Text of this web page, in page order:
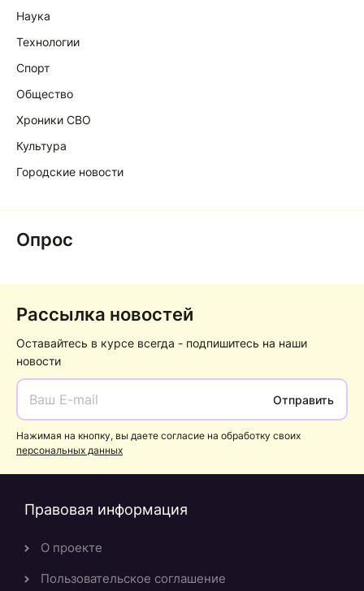
Наука
Технологии
Спорт
Общество
Хроники СВО
Культура
Городские новости
Опрос
Рассылка новостей
Оставайтесь в курсе всегда - подпишитесь на наши
новости
Отправить
Нажимая на кнопку, вы даете согласие на обработку своих
персональных данных
Правовая информация
О проекте
Пользовательское соглашение